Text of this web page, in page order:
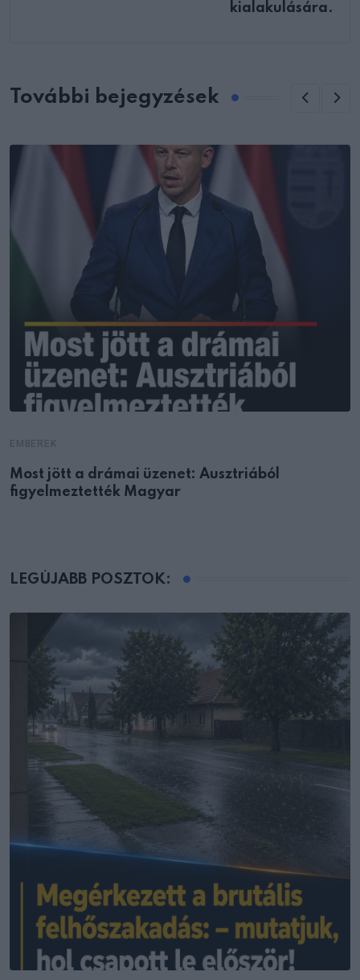
kialakulására.
További bejegyzések
Most jött a drámai üzenet: Ausztriából
figyelmeztették Magyar
LEGÚJABB POSZTOK: